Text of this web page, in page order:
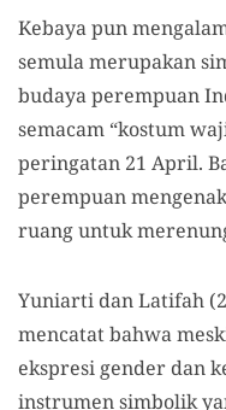
Kebaya pun
semula merupakan
budaya perempuan
semacam “kostum
peringatan 21 April.
perempuan
ruang untuk
Yuniarti dan Latifah
mencatat bahwa
ekspresi gender dan
instrumen simbolik